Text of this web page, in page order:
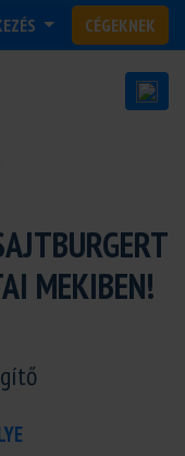
CÉGEKNEK
MEKIBEN!